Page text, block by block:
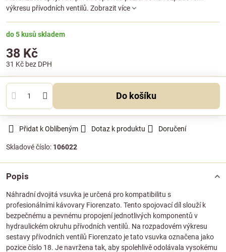
výkresu přívodních ventilů. Zobrazit více
do 5 kusů skladem
38 Kč
31 Kč bez DPH
Do košíku
Přidat k Oblíbeným Dotaz k produktu Doručení
Skladové číslo: 106022
Popis
Náhradní dvojitá vsuvka je určená pro kompatibilitu s
profesionálními kávovary Fiorenzato. Tento spojovací díl slouží k
bezpečnému a pevnému propojení jednotlivých komponentů v
hydraulickém okruhu přívodních ventilů. Na rozpadovém výkresu
sestavy přívodních ventilů Fiorenzato je tato vsuvka označena jako
pozice číslo 18. Je navržena tak, aby spolehlivě odolávala vysokému